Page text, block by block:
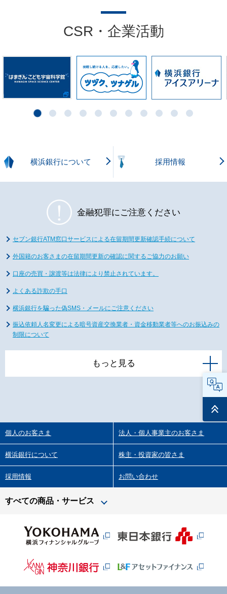
CSR・企業活動
横浜銀行について 採用情報
金融犯罪にご注意ください
セブン銀行ATM窓口サービスによる在留期間更新確認手続について
外国籍のお客さまの在留期間更新の確認に関するご協力のお願い
口座の売買・譲渡等は法律により禁止されています。
よくある詐欺の手口
横浜銀行を騙った偽SMS・メールにご注意ください
振込依頼人名変更による暗号資産交換業者・資金移動業者等へのお振込みの
制限について
もっと見る
トップ
個人のお客さま 法人・個人事業主のお客さま
横浜銀行について 株主・投資家の皆さま
採用情報 お問い合わせ
すべての商品・サービス